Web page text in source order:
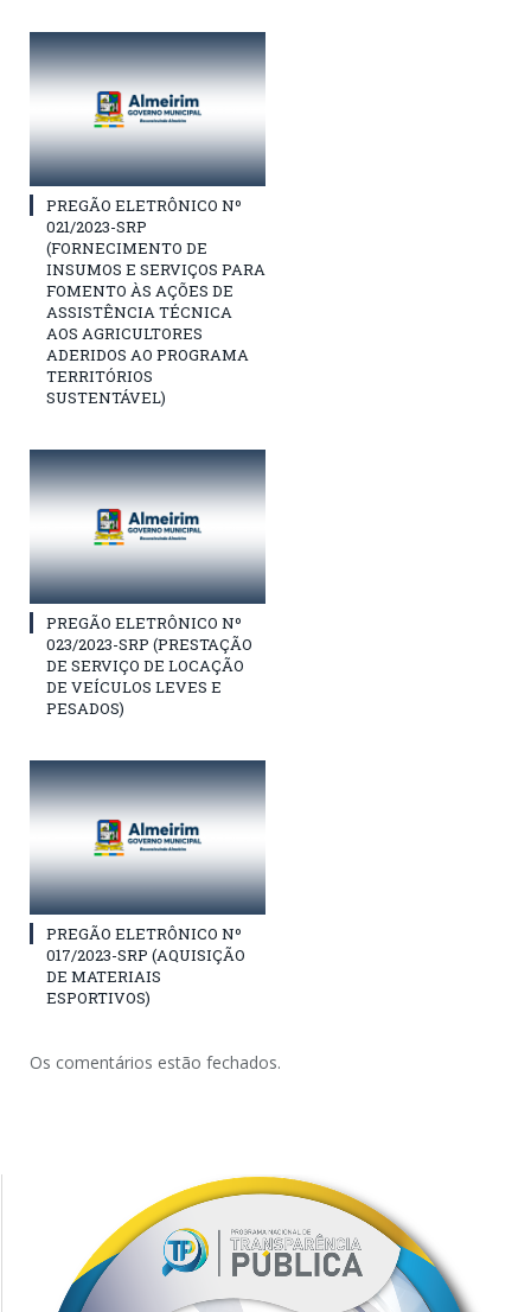
PREGÃO ELETRÔNICO Nº
021/2023-SRP
(FORNECIMENTO DE
INSUMOS E SERVIÇOS PARA
FOMENTO ÀS AÇÕES DE
ASSISTÊNCIA TÉCNICA
AOS AGRICULTORES
ADERIDOS AO PROGRAMA
TERRITÓRIOS
SUSTENTÁVEL)
PREGÃO ELETRÔNICO Nº
023/2023-SRP (PRESTAÇÃO
DE SERVIÇO DE LOCAÇÃO
DE VEÍCULOS LEVES E
PESADOS)
PREGÃO ELETRÔNICO Nº
017/2023-SRP (AQUISIÇÃO
DE MATERIAIS
ESPORTIVOS)
Os comentários estão fechados.